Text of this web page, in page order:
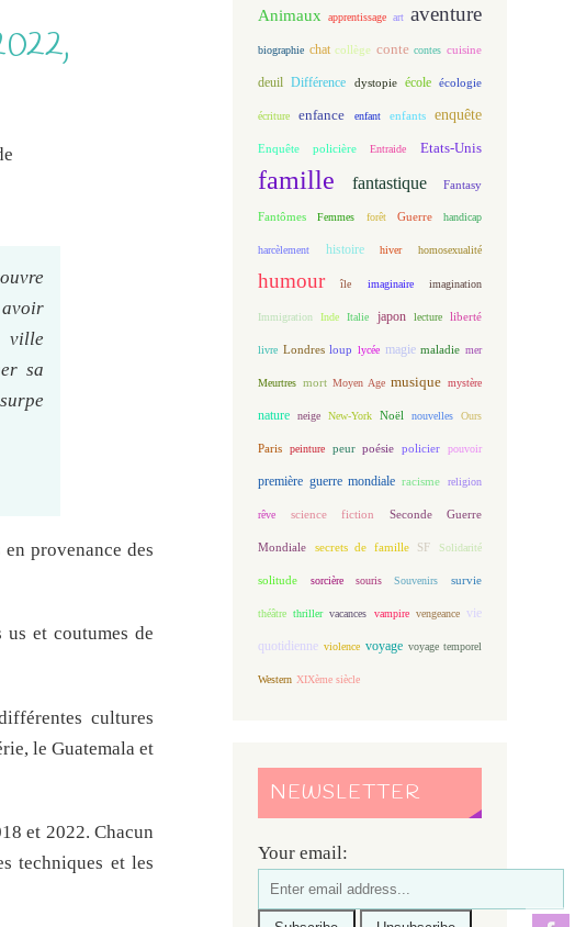
ville
sa
provenance des
et coutumes de
cultures
le Guatemala et
et 2022. Chacun
techniques et les
Animaux apprentissage art aventure
biographie chat collège conte contes cuisine
deuil Différence dystopie école écologie
écriture enfance enfant enfants enquête
Enquête policière Entraide Etats-Unis
famille fantastique Fantasy
Fantômes Femmes forêt Guerre handicap
harcèlement histoire hiver homosexualité
humour île imaginaire imagination
Immigration Inde Italie japon lecture liberté
livre Londres loup lycée magie maladie mer
Meurtres mort Moyen Age musique mystère
nature neige New-York Noël nouvelles Ours
Paris peinture peur poésie policier pouvoir
première guerre mondiale racisme religion
rêve science fiction Seconde Guerre
Mondiale secrets de famille SF Solidarité
solitude sorcière souris Souvenirs survie
théâtre thriller vacances vampire vengeance vie
quotidienne violence voyage voyage temporel
Western XIXème siècle
NEWSLETTER
Your email: